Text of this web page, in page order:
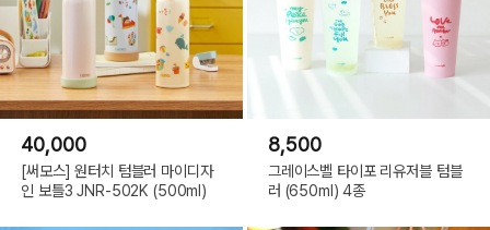
40,000
[써모스] 원터치 텀블러 마이디자
인 보틀3 JNR-502K (500ml)
8,500
그레이스벨 타이포 리유저블 텀블
러 (650ml) 4종